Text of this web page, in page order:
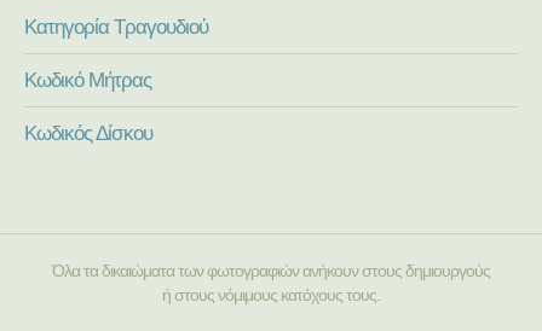
Κατηγορία Τραγουδιού
Κωδικό Μήτρας
Κωδικός Δίσκου
Όλα τα δικαιώματα των φωτογραφιών ανήκουν στους δημιουργούς
ή στους νόμιμους κατόχους τους.